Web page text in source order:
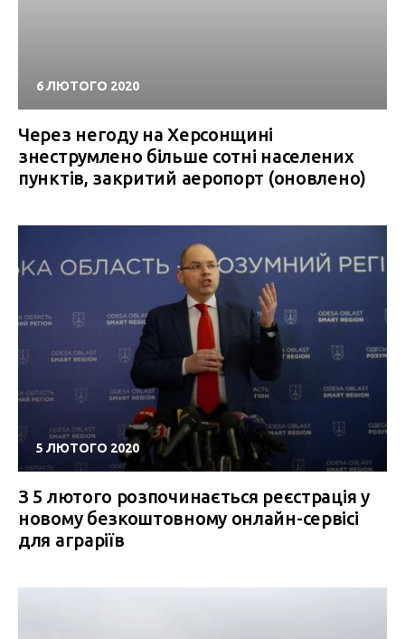
6 ЛЮТОГО 2020
Через негоду на Херсонщині
знеструмлено більше сотні населених
пунктів, закритий аеропорт (оновлено)
5 ЛЮТОГО 2020
З 5 лютого розпочинається реєстрація у
новому безкоштовному онлайн-сервісі
для аграріїв